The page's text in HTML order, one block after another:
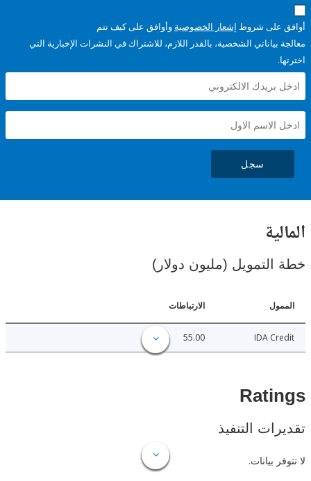
شروطإشعار الخصوصيةوأوافق على كيف تتم
الشخصية، بالقدر اللازم، للاشتراك في النشرات الإخبارية التي
(مليون دولار)
الارتباطات
IDA
التنفيذ
بيانات.